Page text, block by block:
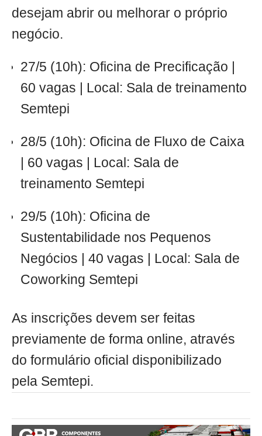
desejam abrir ou melhorar o próprio
negócio.
27/5 (10h): Oficina de Precificação |
60 vagas | Local: Sala de treinamento
Semtepi
28/5 (10h): Oficina de Fluxo de Caixa
| 60 vagas | Local: Sala de
treinamento Semtepi
29/5 (10h): Oficina de
Sustentabilidade nos Pequenos
Negócios | 40 vagas | Local: Sala de
Coworking Semtepi
As inscrições devem ser feitas
previamente de forma online, através
do formulário oficial disponibilizado
pela Semtepi.